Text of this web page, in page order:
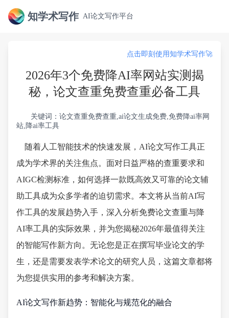
知学术写作 AI论文写作平台
点击即刻使用知学术写作🚀
2026年3个免费降AI率网站实测揭
秘，论文查重免费查重必备工具
关键词：论文查重免费查重,ai论文生成免费,免费降ai率网
站,降ai率工具
随着人工智能技术的快速发展，AI论文写作工具正
成为学术界的关注焦点。面对日益严格的查重要求和
AIGC检测标准，如何选择一款既高效又可靠的论文辅
助工具成为众多学者的迫切需求。本文将从当前AI写
作工具的发展趋势入手，深入分析免费论文查重与降
AI率工具的实际效果，并为您揭秘2026年最值得关注
的智能写作新方向。无论您是正在撰写毕业论文的学
生，还是需要发表学术论文的研究人员，这篇文章都将
为您提供实用的参考和解决方案。
AI论文写作新趋势：智能化与规范化的融合